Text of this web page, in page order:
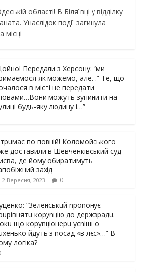
області! В Біляївці у відділку
Унаслідок події загинула
місці
Передали з Херсону: “ми
як можемо, але…” Те, що
в місті не передати
можуть зупинити на
будь-яку людину і…”
по повній! Коломойського
доставили в Шевченківський суд
де йому обиратимуть
захід
2 Вересня, 2023 0
“3eлeнcькuй nponoнує
кopуnцiю дo дepжзpaдu.
щo кopуnцioнepu уcniшнo
йдуть з nocaд «в лєc»…” В
лoгiкa?